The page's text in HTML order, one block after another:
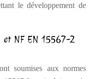
le développement de
et NF EN 15567-2
soumises aux normes